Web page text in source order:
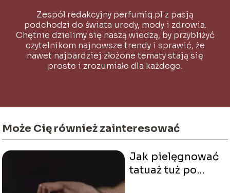
Zespół redakcyjny perfumiq.pl z pasją
podchodzi do świata urody, mody i zdrowia.
Chętnie dzielimy się naszą wiedzą, by przybliżyć
czytelnikom najnowsze trendy i sprawić, że
nawet najbardziej złożone tematy stają się
proste i zrozumiałe dla każdego.
Może Cię również zainteresować
Jak pielęgnować
tatuaż tuż po